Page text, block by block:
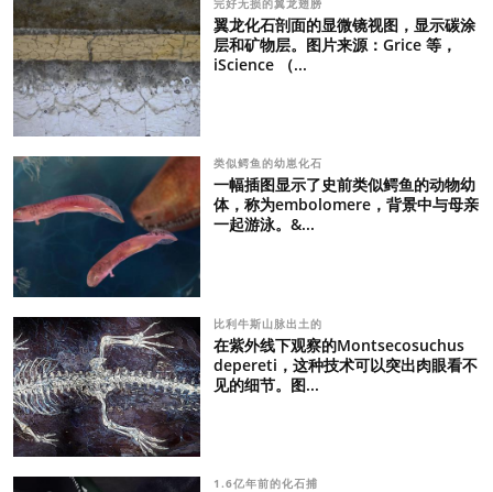
完好无损的翼龙翅膀
翼龙化石剖面的显微镜视图，显示碳涂
层和矿物层。图片来源：Grice 等，
iScience （...
类似鳄鱼的幼崽化石
一幅插图显示了史前类似鳄鱼的动物幼
体，称为embolomere，背景中与母亲
一起游泳。&...
比利牛斯山脉出土的
在紫外线下观察的Montsecosuchus
depereti，这种技术可以突出肉眼看不
见的细节。图...
1.6亿年前的化石捕